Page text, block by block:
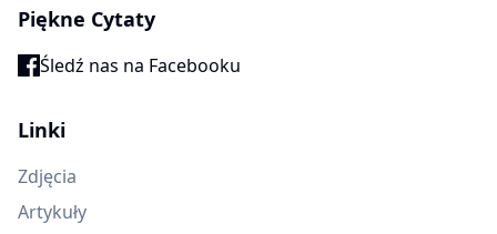
Piękne Cytaty
Śledź nas na Facebooku
Linki
Zdjęcia
Artykuły